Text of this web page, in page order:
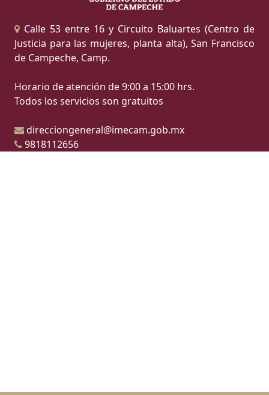
Calle 53 entre 16 y Circuito Baluartes (Centro de
Justicia para las mujeres, planta alta), San Francisco
de Campeche, Camp.
Horario de atención de 9:00 a 15:00 hrs.
Todos los servicios son gratuitos
direcciongeneral@imecam.gob.mx
9818112656